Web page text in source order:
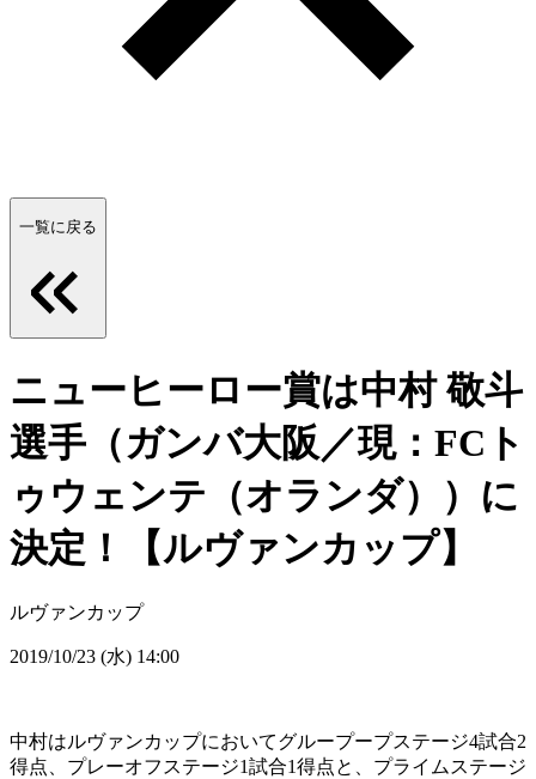
一覧に戻る
ニューヒーロー賞は中村 敬斗
選手（ガンバ大阪／現：FCト
ゥウェンテ（オランダ））に
決定！【ルヴァンカップ】
ルヴァンカップ
2019/10/23 (水) 14:00
中村はルヴァンカップにおいてグループープステージ4試合2
得点、プレーオフステージ1試合1得点と、プライムステージ